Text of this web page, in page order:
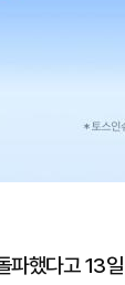
파했다고 13